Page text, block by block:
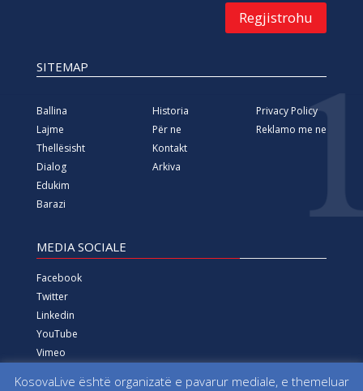
Regjistrohu
SITEMAP
Ballina
Lajme
Thellësisht
Dialog
Edukim
Barazi
Historia
Për ne
Kontakt
Arkiva
Privacy Policy
Reklamo me ne
MEDIA SOCIALE
Facebook
Twitter
Linkedin
YouTube
Vimeo
KosovaLive është organizatë e pavarur mediale, e themeluar